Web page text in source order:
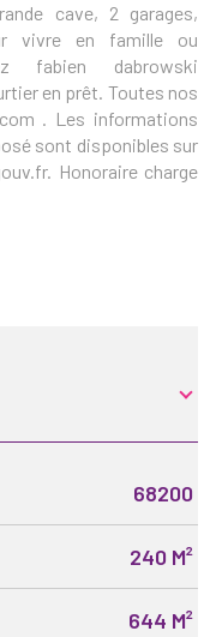
cave, 2 garages,
vivre en famille ou
fabien dabrowski
en prêt. Toutes nos
. Les informations
sont disponibles sur
Honoraire charge
68200
240 M²
644 M²